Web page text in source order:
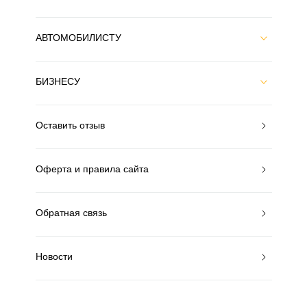
АВТОМОБИЛИСТУ
БИЗНЕСУ
Оставить отзыв
Оферта и правила сайта
Обратная связь
Новости